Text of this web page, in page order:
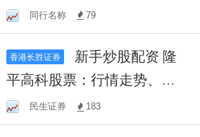
练手，掌握投资技巧！
同行名称 79
香港长胜证券
平高科股票：行情走势、投
资价值分析
民生证券 183